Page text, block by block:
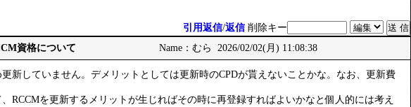
引用返信/返信 削除キー
資格について Name：むら 2026/02/02(月) 11:08:38
新していません。デメリットとしては更新時のCPDが貰えないことかな。なお、更新費
RCCMを更新するメリットが生じればその時に再登録すればよいかなと個人的には考え